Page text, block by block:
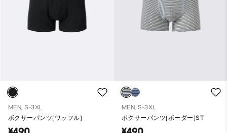
MEN, S-3XL
ボクサーパンツ(ワッフル)
MEN, S-3XL
ボクサーパンツ(ボーダー)ST